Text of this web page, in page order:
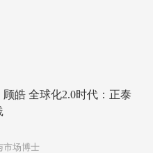
皓 全球化2.0时代：正泰
市场博士